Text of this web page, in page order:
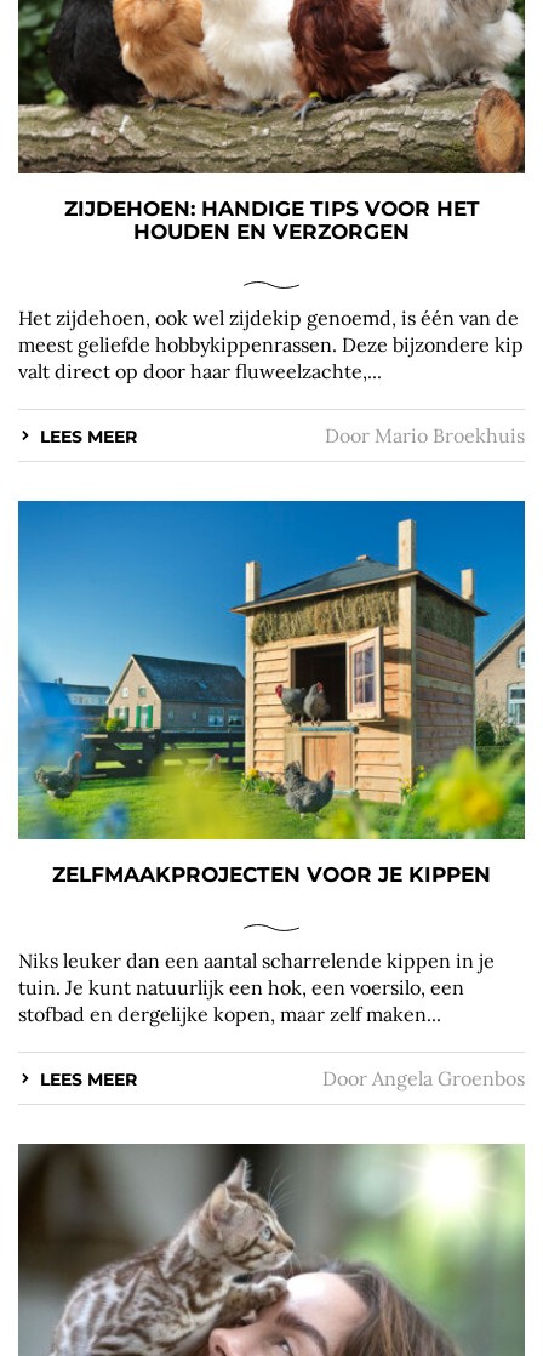
ZIJDEHOEN: HANDIGE TIPS VOOR HET
HOUDEN EN VERZORGEN
Het zijdehoen, ook wel zijdekip genoemd, is één van de
meest geliefde hobbykippenrassen. Deze bijzondere kip
valt direct op door haar fluweelzachte,...
LEES MEER Door Mario Broekhuis
ZELFMAAKPROJECTEN VOOR JE KIPPEN
Niks leuker dan een aantal scharrelende kippen in je
tuin. Je kunt natuurlijk een hok, een voersilo, een
stofbad en dergelijke kopen, maar zelf maken...
LEES MEER Door Angela Groenbos